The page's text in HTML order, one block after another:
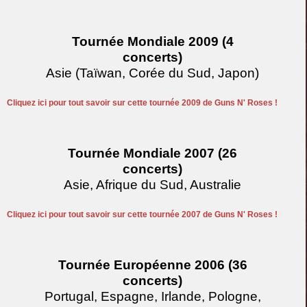
Tournée Mondiale 2009 (4
concerts)
Asie (Taïwan, Corée du Sud, Japon)
Cliquez ici pour tout savoir sur cette tournée 2009 de Guns N' Roses !
Tournée Mondiale 2007 (26
concerts)
Asie, Afrique du Sud, Australie
Cliquez ici pour tout savoir sur cette tournée 2007 de Guns N' Roses !
Tournée Européenne 2006 (36
concerts)
Portugal, Espagne, Irlande, Pologne,